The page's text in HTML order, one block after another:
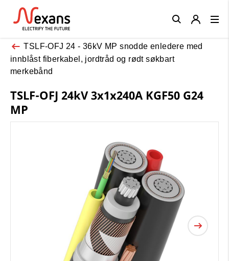
TSLF-OFJ 24 - 36kV MP snodde enledere med
innblåst fiberkabel, jordtråd og rødt søkbart
merkebånd
TSLF-OFJ 24kV 3x1x240A KGF50 G24
MP
Close